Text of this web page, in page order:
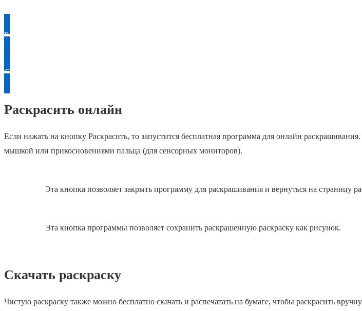
Раскрасить
Скачать
Раскрасить онлайн
Если нажать на кнопку Раскрасить, то запустится бесплатная программа для онлайн
мышкой или прикосновениями пальца (для сенсорных мониторов).
Эта кнопка позволяет закрыть программу для раскрашивания и вернуться на страницу
Эта кнопка программы позволяет сохранить раскрашенную раскраску как рисунок.
Скачать раскраску
Чистую раскраску также можно бесплатно скачать и распечатать на бумаге, чтобы раскрасить